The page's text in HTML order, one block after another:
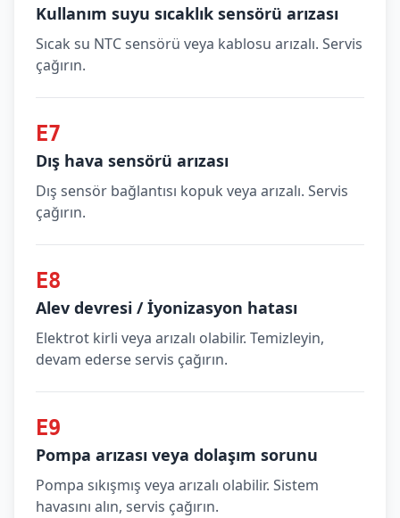
Kullanım suyu sıcaklık sensörü arızası
Sıcak su NTC sensörü veya kablosu arızalı. Servis
çağırın.
E7
Dış hava sensörü arızası
Dış sensör bağlantısı kopuk veya arızalı. Servis
çağırın.
E8
Alev devresi / İyonizasyon hatası
Elektrot kirli veya arızalı olabilir. Temizleyin,
devam ederse servis çağırın.
E9
Pompa arızası veya dolaşım sorunu
Pompa sıkışmış veya arızalı olabilir. Sistem
havasını alın, servis çağırın.